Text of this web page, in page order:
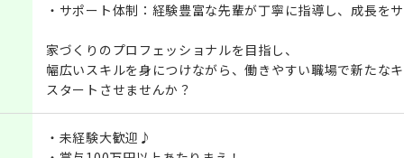
・サポート体制：経験豊富な先輩が丁寧に指導し、成長を
家づくりのプロフェッショナルを目指し、
幅広いスキルを身につけながら、働きやすい職場で新たな
スタートさせませんか？
・未経験大歓迎♪